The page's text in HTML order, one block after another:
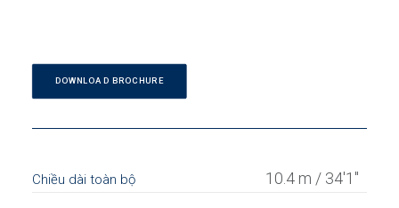
DOWNLOAD BROCHURE
Chiều dài toàn bộ 10.4 m / 34'1"